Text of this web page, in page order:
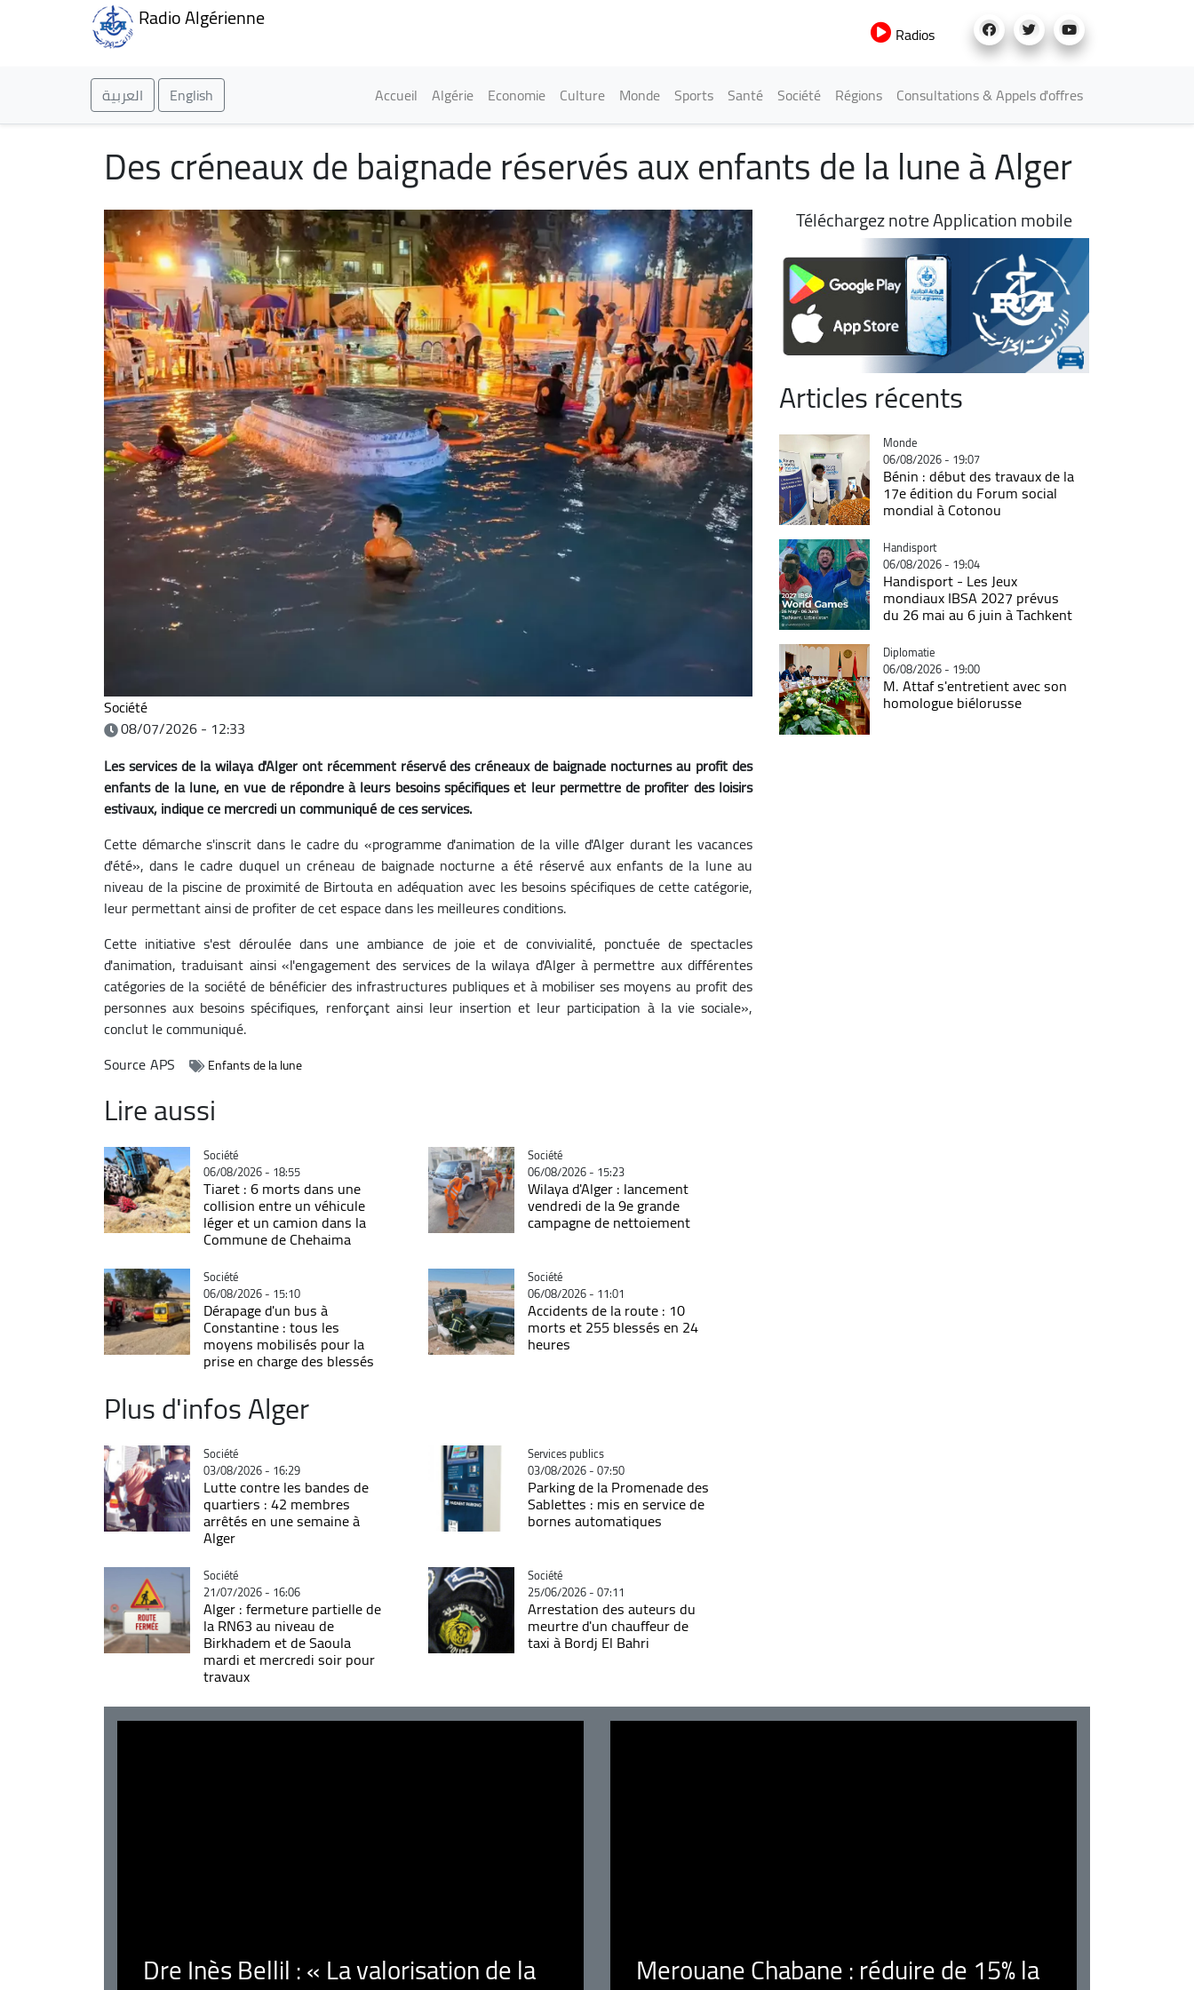
Radio Algérienne
Radios
العربية English Main navigation
Accueil Algérie Economie Culture Monde Sports Santé Société Régions Consultations & Appels d'offres
Des créneaux de baignade réservés aux enfants de la lune à Alger
Société
08/07/2026 - 12:33
Les services de la wilaya d'Alger ont récemment réservé des créneaux de baignade nocturnes au profit des
enfants de la lune, en vue de répondre à leurs besoins spécifiques et leur permettre de profiter des loisirs
estivaux, indique ce mercredi un communiqué de ces services.
Cette démarche s'inscrit dans le cadre du «programme d'animation de la ville d'Alger durant les vacances
d'été», dans le cadre duquel un créneau de baignade nocturne a été réservé aux enfants de la lune au
niveau de la piscine de proximité de Birtouta en adéquation avec les besoins spécifiques de cette catégorie,
leur permettant ainsi de profiter de cet espace dans les meilleures conditions.
Cette initiative s'est déroulée dans une ambiance de joie et de convivialité, ponctuée de spectacles
d'animation, traduisant ainsi «l'engagement des services de la wilaya d'Alger à permettre aux différentes
catégories de la société de bénéficier des infrastructures publiques et à mobiliser ses moyens au profit des
personnes aux besoins spécifiques, renforçant ainsi leur insertion et leur participation à la vie sociale»,
conclut le communiqué.
SourceAPS Enfants de la lune
Lire aussi
Catégorie
Société
06/08/2026 - 18:55
Tiaret : 6 morts dans une
collision entre un véhicule
léger et un camion dans la
Commune de Chehaima
Catégorie
Société
06/08/2026 - 15:23
Wilaya d'Alger : lancement
vendredi de la 9e grande
campagne de nettoiement
Catégorie
Société
06/08/2026 - 15:10
Dérapage d'un bus à
Constantine : tous les
moyens mobilisés pour la
prise en charge des blessés
Catégorie
Société
06/08/2026 - 11:01
Accidents de la route : 10
morts et 255 blessés en 24
heures
Plus d'infos Alger
Catégorie
Société
03/08/2026 - 16:29
Lutte contre les bandes de
quartiers : 42 membres
arrêtés en une semaine à
Alger
Catégorie
Services publics
03/08/2026 - 07:50
Parking de la Promenade des
Sablettes : mis en service de
bornes automatiques
Catégorie
Société
21/07/2026 - 16:06
Alger : fermeture partielle de
la RN63 au niveau de
Birkhadem et de Saoula
mardi et mercredi soir pour
travaux
Catégorie
Société
25/06/2026 - 07:11
Arrestation des auteurs du
meurtre d'un chauffeur de
taxi à Bordj El Bahri
Téléchargez notre Application mobile
Articles récents
Catégorie
Monde
06/08/2026 - 19:07
Bénin : début des travaux de la
17e édition du Forum social
mondial à Cotonou
Catégorie
Handisport
06/08/2026 - 19:04
Handisport - Les Jeux
mondiaux IBSA 2027 prévus
du 26 mai au 6 juin à Tachkent
Catégorie
Diplomatie
06/08/2026 - 19:00
M. Attaf s'entretient avec son
homologue biélorusse
Dre Inès Bellil : « La valorisation de la Merouane Chabane : réduire de 15% la